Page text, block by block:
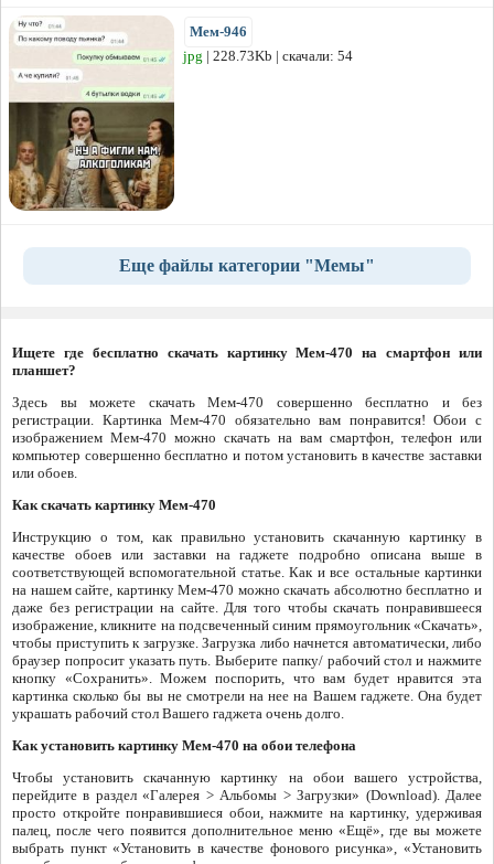
Мем-946
jpg | 228.73Kb | скачали: 54
Еще файлы категории "Мемы"
Ищете где бесплатно скачать картинку Мем-470 на смартфон или
планшет?
Здесь вы можете скачать Мем-470 совершенно бесплатно и без
регистрации. Картинка Мем-470 обязательно вам понравится! Обои с
изображением Мем-470 можно скачать на вам смартфон, телефон или
компьютер совершенно бесплатно и потом установить в качестве заставки
или обоев.
Как скачать картинку Мем-470
Инструкцию о том, как правильно установить скачанную картинку в
качестве обоев или заставки на гаджете подробно описана выше в
соответствующей вспомогательной статье. Как и все остальные картинки
на нашем сайте, картинку Мем-470 можно скачать абсолютно бесплатно и
даже без регистрации на сайте. Для того чтобы скачать понравившееся
изображение, кликните на подсвеченный синим прямоугольник «Скачать»,
чтобы приступить к загрузке. Загрузка либо начнется автоматически, либо
браузер попросит указать путь. Выберите папку/ рабочий стол и нажмите
кнопку «Сохранить». Можем поспорить, что вам будет нравится эта
картинка сколько бы вы не смотрели на нее на Вашем гаджете. Она будет
украшать рабочий стол Вашего гаджета очень долго.
Как установить картинку Мем-470 на обои телефона
Чтобы установить скачанную картинку на обои вашего устройства,
перейдите в раздел «Галерея > Альбомы > Загрузки» (Download). Далее
просто откройте понравившиеся обои, нажмите на картинку, удерживая
палец, после чего появится дополнительное меню «Ещё», где вы можете
выбрать пункт «Установить в качестве фонового рисунка», «Установить